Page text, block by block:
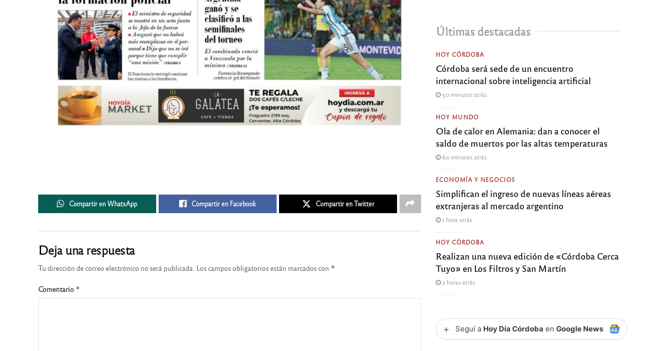
Compartir en WhatsApp Compartir en Facebook Compartir en Twitter
Deja una respuesta
Tu dirección de correo electrónico no será publicada. Los campos obligatorios están marcados con *
Comentario *
Últimas destacadas
HOY CÓRDOBA
Córdoba será sede de un encuentro
internacional sobre inteligencia artificial
50 minutos atrás
HOY MUNDO
Ola de calor en Alemania: dan a conocer el
saldo de muertos por las altas temperaturas
60 minutos atrás
ECONOMÍA Y NEGOCIOS
Simplifican el ingreso de nuevas líneas aéreas
extranjeras al mercado argentino
1 hora atrás
HOY CÓRDOBA
Realizan una nueva edición de «Córdoba Cerca
Tuyo» en Los Filtros y San Martín
2 horas atrás
+ Seguí a Hoy Día Córdoba enGoogle News